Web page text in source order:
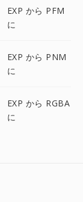
EXP から PFM
に
EXP から PNM
に
EXP から RGBA
に